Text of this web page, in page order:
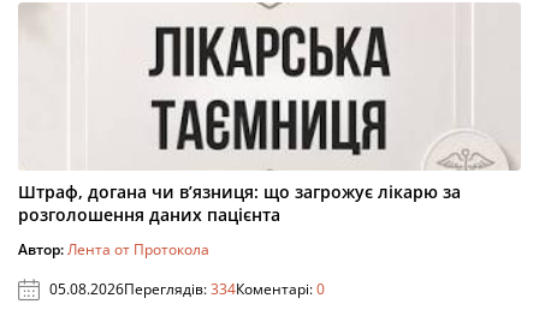
Штраф, догана чи в’язниця: що загрожує лікарю за
розголошення даних пацієнта
Автор:Лента от Протокола
05.08.2026Переглядів:334Коментарі:0